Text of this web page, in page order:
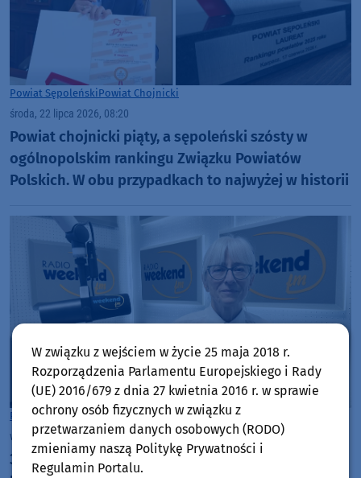
Powiat SępoleńskiPowiat Chojnicki
środa, 22 lipca 2026, 08:20
Powiat chojnicki piąty, a sępoleński szósty w
ogólnopolskim rankingu Związku Powiatów
Polskich. W obu przypadkach to najwyżej w historii
Powiat Chojnicki
wtorek, 21 lipca 2026, 09:02
30 lat razem dla przyrody. Jubileusz 30-lecia Parku
W związku z wejściem w życie 25 maja 2018 r.
Rozporządzenia Parlamentu Europejskiego i Rady
(UE) 2016/679 z dnia 27 kwietnia 2016 r. w sprawie
ochrony osób fizycznych w związku z
przetwarzaniem danych osobowych (RODO)
zmieniamy naszą Politykę Prywatności i
Regulamin Portalu.